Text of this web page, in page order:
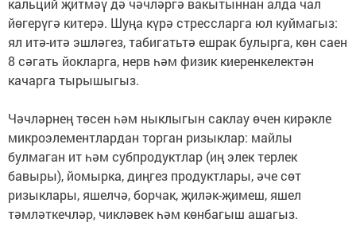
кальций җитмәү дә чәчләргә вакытыннан алда чал
йөгерүгә китерә. Шуңа күрә стрессларга юл куймагыз:
ял итә-итә эшләгез, табигатьтә ешрак булырга, көн саен
8 сәгать йокларга, нерв һәм физик киеренкелектән
качарга тырышыгыз.
Чәчләрнең төсен һәм ныклыгын саклау өчен кирәкле
микроэлементлардан торган ризыклар: майлы
булмаган ит һәм субпродуктлар (иң элек терлек
бавыры), йомырка, диңгез продуктлары, әче сөт
ризыклары, яшелчә, борчак, җиләк-җимеш, яшел
тәмләткечләр, чикләвек һәм көнбагыш ашагыз.